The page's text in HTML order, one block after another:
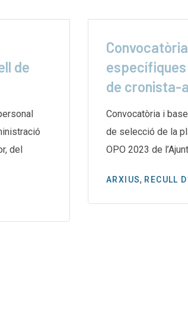
de
del
de cronista-
Convocatòria i
de selecció de la
OPO 2023 de
ARXIUS, RECULL